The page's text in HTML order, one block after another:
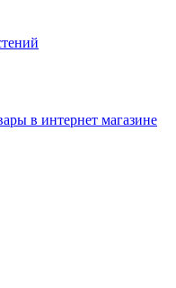
в интернет магазине